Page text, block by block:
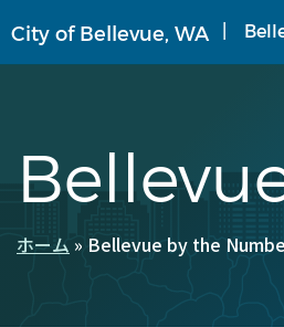
イ
ン
動
City of Bellevue, WA
パ
ホーム Bellevue by the